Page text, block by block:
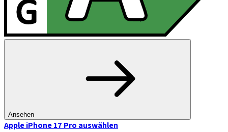
Ansehen
Apple iPhone 17 Pro auswählen